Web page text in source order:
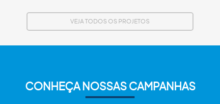
VEJA TODOS OS PROJETOS
CONHEÇA NOSSAS CAMPANHAS